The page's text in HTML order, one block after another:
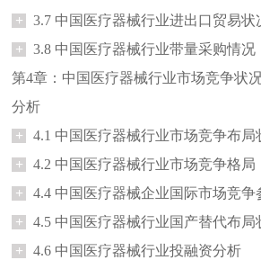
+
3.7 中国医疗器械行业进出口贸易状
+
3.8 中国医疗器械行业带量采购情况
第4章：中国医疗器械行业市场竞争状
分析
+
4.1 中国医疗器械行业市场竞争布局
+
4.2 中国医疗器械行业市场竞争格局
+
4.4 中国医疗器械企业国际市场竞争
+
4.5 中国医疗器械行业国产替代布局
+
4.6 中国医疗器械行业投融资分析